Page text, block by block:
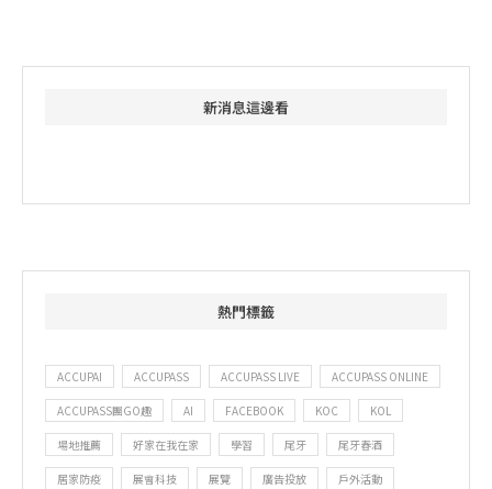
新消息這邊看
熱門標籤
ACCUPAI ACCUPASS ACCUPASS LIVE ACCUPASS ONLINE
ACCUPASS團GO趣 AI FACEBOOK KOC KOL
場地推薦 好家在我在家 學習 尾牙 尾牙春酒
居家防疫 展會科技 展覽 廣告投放 戶外活動